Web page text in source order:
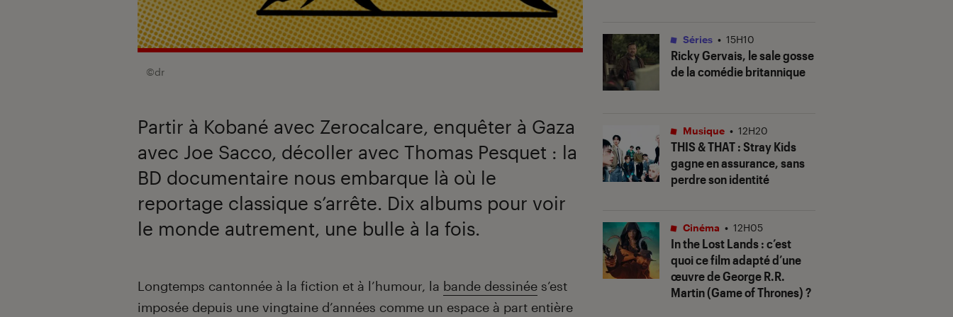
©dr
Partir à Kobané avec Zerocalcare, enquêter à Gaza
avec Joe Sacco, décoller avec Thomas Pesquet : la
BD documentaire nous embarque là où le
reportage classique s’arrête. Dix albums pour voir
le monde autrement, une bulle à la fois.
Introduction
Longtemps cantonnée à la fiction et à l’humour, la bande dessinée s’est
imposée depuis une vingtaine d’années comme un espace à part entière
Ricky Gervais, le sale gosse
de la comédie britannique
Séries • 15H10
THIS & THAT: Stray Kids
gagne en assurance, sans
perdre son identité
Musique • 12H20
In the Lost Lands: c’est
quoi ce film adapté d’une
œuvre de George R.R.
Martin (Game of Thrones) ?
Cinéma • 12H05